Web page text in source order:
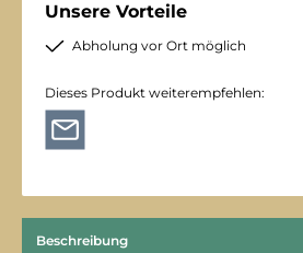
Unsere Vorteile
Abholung vor Ort möglich
Dieses Produkt weiterempfehlen:
Beschreibung